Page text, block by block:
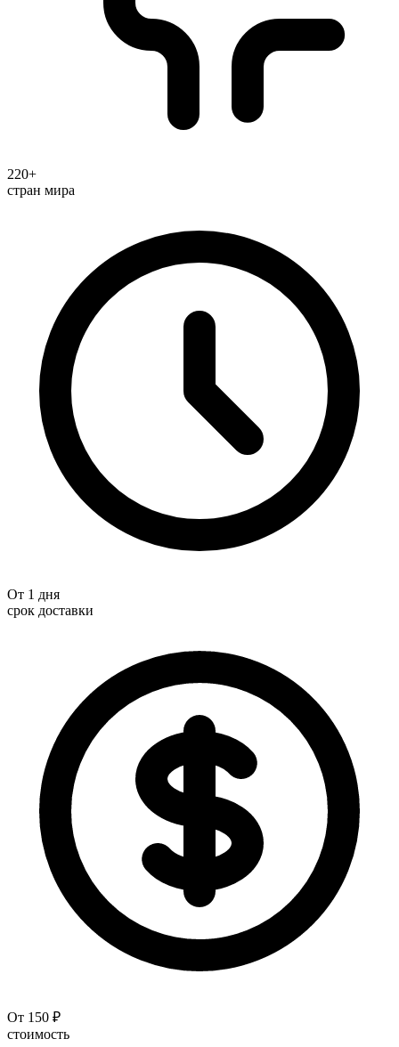
220+
стран мира
От 1 дня
срок доставки
От 150 ₽
стоимость